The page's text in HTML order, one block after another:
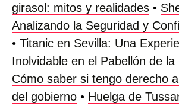
girasol: mitos y realidades •
Analizando la Seguridad y
• Titanic en Sevilla: Una
Inolvidable en el Pabellón de la
Cómo saber si tengo derecho
del gobierno • Huelga de